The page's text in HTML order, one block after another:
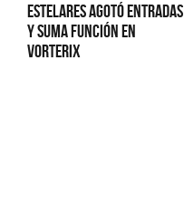
Estelares agotó entradas
y suma función en
Vorterix